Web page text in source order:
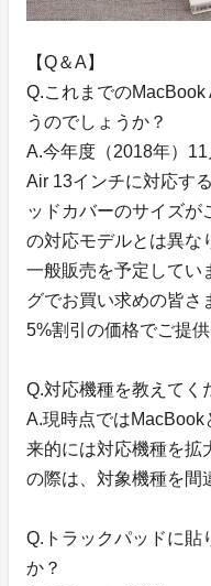
【Q＆A】
Q.これまでの
うのでしょうか？
A.今年度（2018年）
Air 13インチに対応す
ッドカバーのサイズが
の対応モデルとは異な
一般販売を予定してい
グでお買い求めの皆さ
5%割引の価格でご提
Q.対応機種を教えてく
A.現時点では
来的には対応機種を拡
の際は、対象機種を間
Q.トラックパッドに貼
か？